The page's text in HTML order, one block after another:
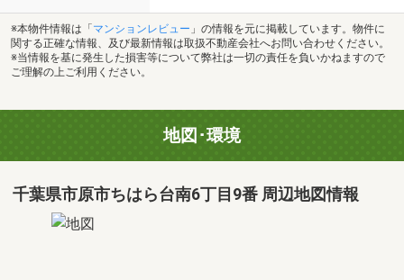
※本物件情報は「 マンションレビュー 」の情報を元に掲載しています。物件に
関する正確な情報、及び最新情報は取扱不動産会社へお問い合わせください。
※当情報を基に発生した損害等について弊社は一切の責任を負いかねますので
ご理解の上ご利用ください。
地図･環境
千葉県市原市ちはら台南6丁目9番 周辺地図情報